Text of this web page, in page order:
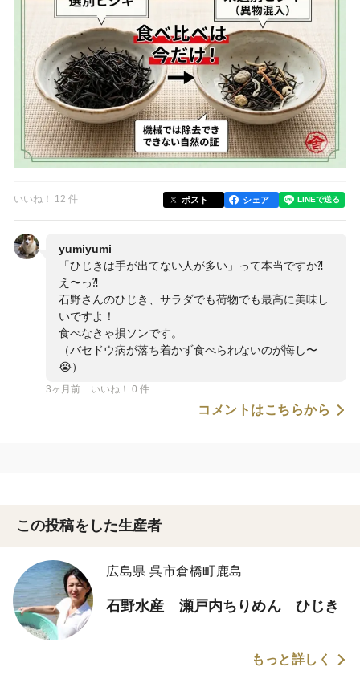
いいね！ 12 件 ポスト シェア
yumiyumi
「ひじきは手が出てない人が多い」って本当ですか⁈
え〜っ⁈
石野さんのひじき、サラダでも荷物でも最高に美味し
いですよ！
食べなきゃ損ソンです。
（バセドウ病が落ち着かず食べられないのが悔し〜
😭）
3ヶ月前 いいね！ 0 件
コメントはこちらから
この投稿をした生産者
広島県 呉市倉橋町鹿島
石野水産 瀬戸内ちりめん ひじき
もっと詳しく